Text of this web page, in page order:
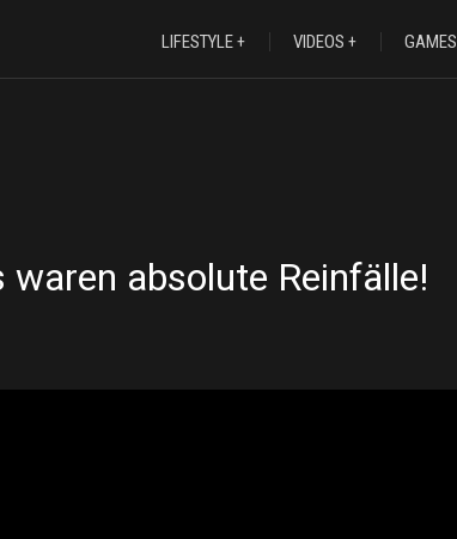
LIFESTYLE VIDEOS GAMES
waren absolute Reinfälle!